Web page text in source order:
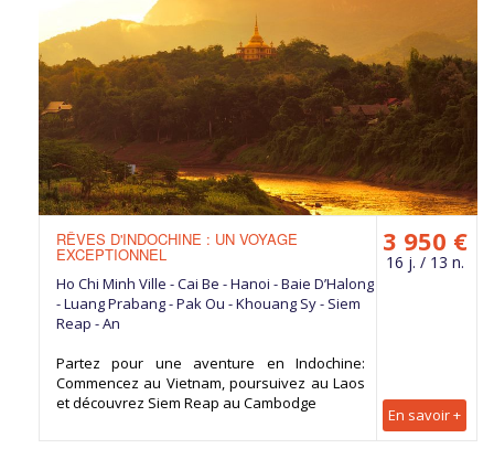
3 950 €
16 j. / 13 n.
En savoir +
RÊVES D'INDOCHINE : UN VOYAGE
EXCEPTIONNEL
Ho Chi Minh Ville - Cai Be - Hanoi - Baie D’Halong
- Luang Prabang - Pak Ou - Khouang Sy - Siem
Reap - An
Partez pour une aventure en Indochine:
Commencez au Vietnam, poursuivez au Laos
et découvrez Siem Reap au Cambodge